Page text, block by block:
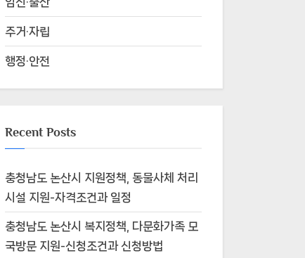
주거·자립
행정·안전
Recent Posts
충청남도 논산시 지원정책, 동물사체 처리
시설 지원-자격조건과 일정
충청남도 논산시 복지정책, 다문화가족 모
국방문 지원-신청조건과 신청방법